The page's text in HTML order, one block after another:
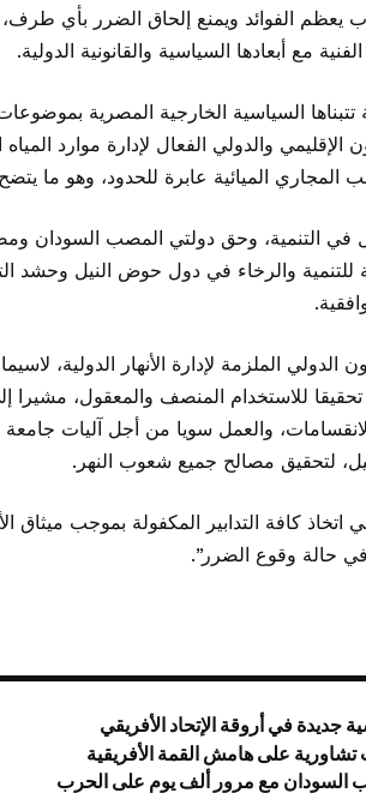
يعظم الفوائد ويمنع إلحاق الضرر بأي
مع أبعادها السياسية والقانونية الدولية.
3 محاور رئيسية تتبناها السياسية الخارجية المصرية
الإقليمي والدولي الفعال لإدارة موارد
المجاري الميائية عابرة للحدود، وهو ما
في التنمية، وحق دولتي المصب السودان
والرخاء في دول حوض النيل وحشد
الملزمة لإدارة الأنهار الدولية،
للاستخدام المنصف والمعقول،
والعمل سويا من أجل آليات
لتحقيق مصالح جميع شعوب النهر.
كافة التدابير المكفولة بموجب ميثاق
في حالة وقوع الضرر”.
جديدة في أروقة الإتحاد الأفريقي
على هامش القمة الأفريقية
السودان مع مرور ألف يوم على الحرب